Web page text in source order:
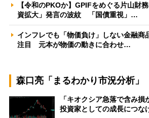
【令和のPKOか】GPIFをめぐる片山財
資拡大」発言の波紋 「国債重視」…
インフレでも「物価負け」しない金融商
注目 元本が物価の動きに合わせ…
森口亮「まるわかり市況分析」
「キオクシア急落で含み
投資家としての成長につ